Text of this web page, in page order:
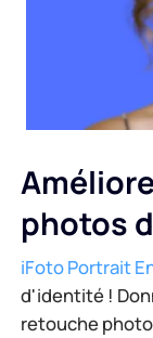
photos
iFoto Portrait
d'identité !
retouche